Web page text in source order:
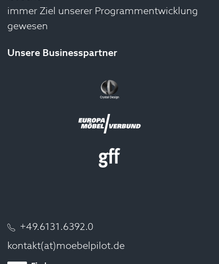
immer Ziel unserer Programmentwicklung
gewesen
Unsere Businesspartner
+49.6131.6392.0
kontakt(at)moebelpilot.de